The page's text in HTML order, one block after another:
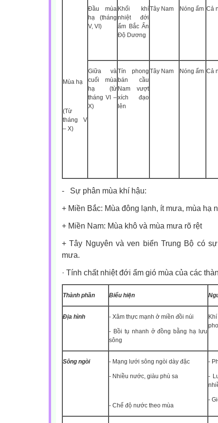
Mùa hạ
(Từ
tháng V
– X)
Đầu mùa
hạ (tháng
V, VI)
Khối khí
nhiệt đới
ẩm Bắc Ấn
Độ Dương
Tây Nam Nóng ẩm Cả
Giữa và
cuối mùa
hạ (từ
tháng VI –
X)
Tín phong
bán cầu
Nam vượt
xích đạo
lên
Tây Nam Nóng ẩm Cả
-
Sự phân mùa khí hậu:
+ Miền Bắc: Mùa đông lạnh, ít mưa, mùa hạ
+ Miền Nam: Mùa khô và mùa mưa rõ rệt
+ Tây Nguyên và ven biển Trung Bộ có
mưa.
· Tính chất nhiệt đới ẩm gió mùa của các
Thành phần Biểu hiện
Địa hình - Xâm thực mạnh ở miền đồi núi
- Bồi tụ nhanh ở đồng bằng hạ lưu
sông
Sông ngòi - Mạng lưới sông ngòi dày đặc
- Nhiều nước, giàu phù sa
- Chế độ nước theo mùa
-
-
-